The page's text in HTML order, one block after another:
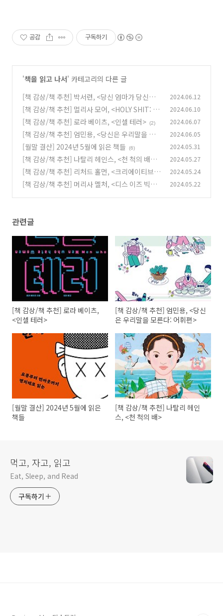
공감 구독하기
'책을 읽고 나서' 카테고리의 다른 글
[책 감상/책 추천] 박서련, <당신 엄마가 당신보
다 잘하는 게임>
(1)
2024.06.12
[책 감상/책 추천] 멀리사 모어, <HOLY SHIT: 욕
설, 악담, 상소리가 만들어낸 세계> (0)
2024.06.10
[책 감상/책 추천] 로라 베이츠, <인셀 테러> (2) 2024.06.07
[책 감상/책 추천] 엄민용, <당신은 우리말을 모
른다: 어휘편> (0)
2024.06.05
[월말 결산] 2024년 5월에 읽은 책들 (6) 2024.05.31
[책 감상/책 추천] 나탈리 헤인스, <천 척의 배>
(0)
2024.05.27
[책 감상/책 추천] 리처드 홀먼, <크리에이티브
웨이> (0)
2024.05.24
[책 감상/책 추천] 머리사 멜처, <디스 이즈 빅> 2024.05.22
관련글
[책 감상/책 추천] 로라 베이츠,
<인셀 테러>
[책 감상/책 추천] 엄민용, <당신
은 우리말을 모른다: 어휘편>
[월말 결산] 2024년 5월에 읽은
책들
[책 감상/책 추천] 나탈리 헤인
스, <천 척의 배>
먹고, 자고, 읽고
Eat, Sleep, and Read
구독하기